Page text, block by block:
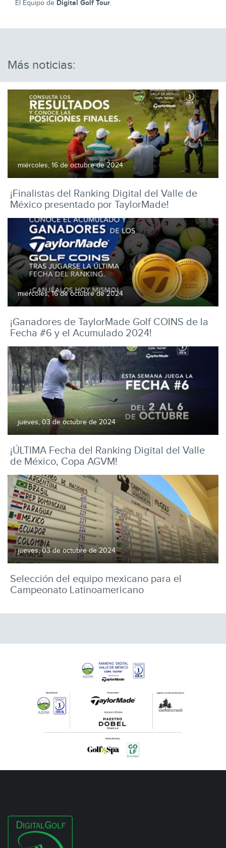
El Equipo de Digital Golf Tour.
Más noticias:
miércoles, 16 de octubre de 2024
¡Finalistas del Ranking Digital del Valle de
México presentado por TaylorMade!
miércoles, 16 de octubre de 2024
¡Ganadores de TaylorMade Golf COINS de la
Fecha #6 y el Acumulado 2024!
jueves, 03 de octubre de 2024
¡ÚLTIMA Fecha del Ranking Digital del Valle
de México, Copa AGVM!
jueves, 03 de octubre de 2024
Selección del equipo mexicano para el
Campeonato Latinoamericano